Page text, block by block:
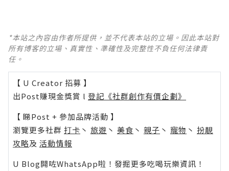
*本站之內容由作者所提供，並不代表本站的立場。因此本站對
所有博客的立場、真實性、準確性及完整性不負任何法律責
任。
【 U Creator 招募 】
出Post賺現金獎賞 l 登記《社群創作有價企劃》
【 睇Post + 參加品牌活動 】
瀏覽更多社群 打卡 丶 旅遊 丶 美食 丶 親子 丶 寵物 丶 扮靚
攻略及 活動情報
U Blog開咗WhatsApp啦！發掘更多吃喝玩樂資訊！